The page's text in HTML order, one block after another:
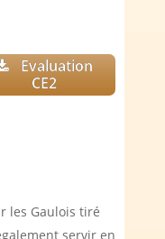
Evaluation
CE2
les Gaulois tiré
servir en